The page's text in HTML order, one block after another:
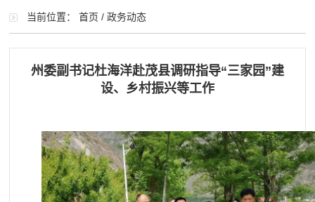
当前位置：首页 /政务动态
州委副书记杜海洋赴茂县调研指导“三家园”建
设、乡村振兴等工作